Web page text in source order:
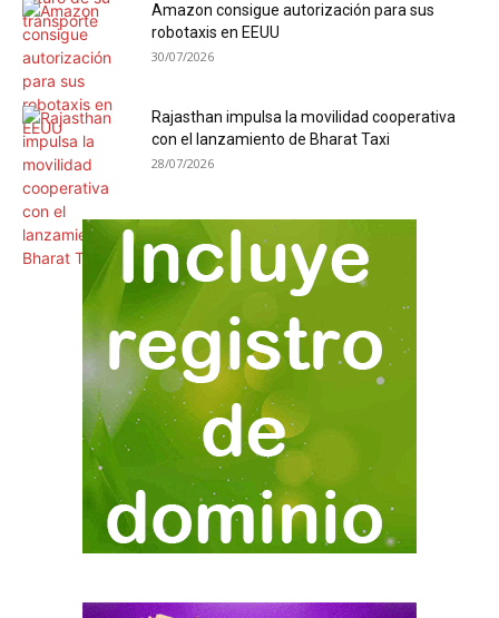
Amazon consigue autorización para sus
robotaxis en EEUU
30/07/2026
Rajasthan impulsa la movilidad cooperativa
con el lanzamiento de Bharat Taxi
28/07/2026